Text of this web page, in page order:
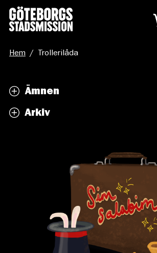
Hem / Trollerilåda
Ämnen
Arkiv